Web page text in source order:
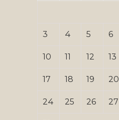
3 4 5 6
10 11 12 13
17 18 19 20
24 25 26 27